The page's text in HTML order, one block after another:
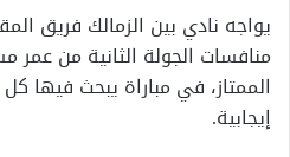
يواجه نادي بين الزمالك فريق
منافسات الجولة الثانية من عمر
الممتاز، في مباراة يبحث فيها
إيجابية.